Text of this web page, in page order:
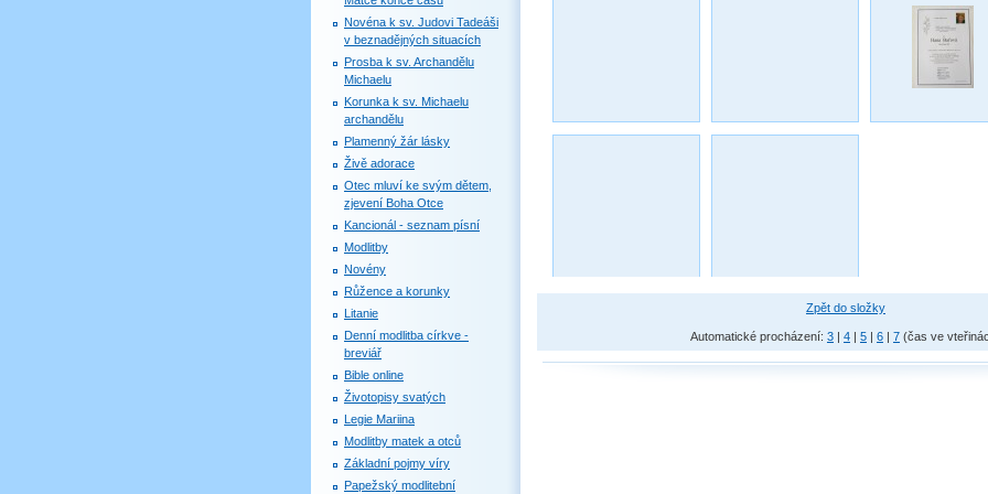
Zpět do složky
Automatické procházení: 3 | 4 | 5 | 6 | 7 (čas ve
Novéna k sv. Judovi Tadeáši
v beznadějných situacích
Prosba k sv. Archandělu
Michaelu
Korunka k sv. Michaelu
archandělu
Plamenný žár lásky
Živě adorace
Otec mluví ke svým dětem,
zjevení Boha Otce
Kancionál - seznam písní
Modlitby
Novény
Růžence a korunky
Litanie
Denní modlitba církve -
breviář
Bible online
Životopisy svatých
Legie Mariina
Modlitby matek a otců
Základní pojmy víry
Papežský modlitební